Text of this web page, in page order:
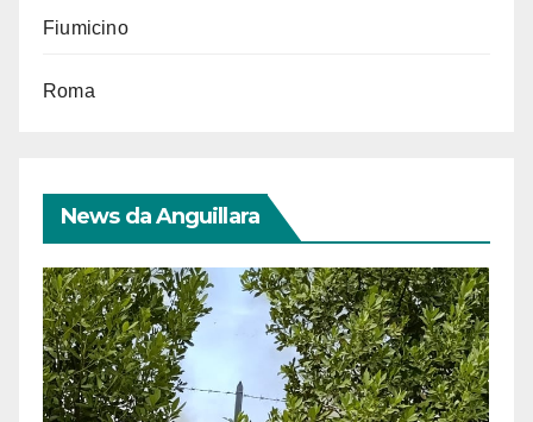
Fiumicino
Roma
News da Anguillara